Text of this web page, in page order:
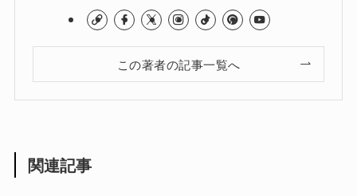
この著者の記事一覧へ
関連記事